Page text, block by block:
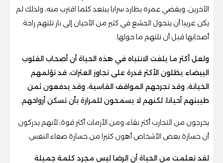
الآخرين، ويقضي عمره يطارد سرابا يبتعد كلما اقترب منه، ولذلك لم
يكن غريبا أن يتحول الجشع في كثير من الأحيان إلى نار تلتهم راحة
أصحابها قبل أن تلتهم ما حولها.
ولعل أكثر ما يلفت الانتباه في هذه الحياة أن أصحاب القلوب
البيضاء يظلون الأكثر قدرة على تجاوز العثرات، قد تؤلمهم
الخيانة، وقد تجرحهم المواقف القاسية، وقد يدفعون ثمن
طيبتهم أحيانا، لكنهم لا يسمحون للمرارة بأن تسكن أرواحهم.
يخرجون من التجارب أكثر نقاء، ومن الأزمات أكثر قوة، لأنهم يدركون
أن خسارة بعض الأشخاص أهون كثيرا من خسارة صفاء النفس.
لقد تعلمت من الحياة أن الرضا ليس مجرد كلمة جميلة